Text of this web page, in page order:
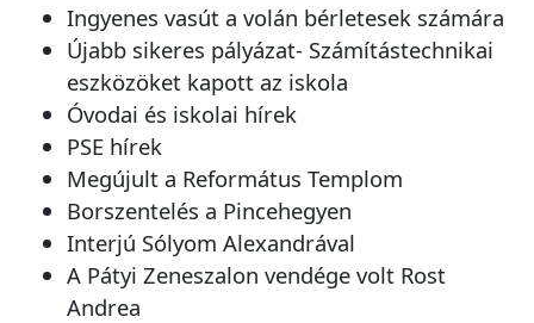
Ingyenes vasút a volán bérletesek számára
Újabb sikeres pályázat- Számítástechnikai
eszközöket kapott az iskola
Óvodai és iskolai hírek
PSE hírek
Megújult a Református Templom
Borszentelés a Pincehegyen
Interjú Sólyom Alexandrával
A Pátyi Zeneszalon vendége volt Rost
Andrea